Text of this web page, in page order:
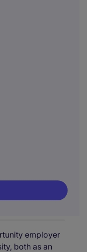
employer
both as an